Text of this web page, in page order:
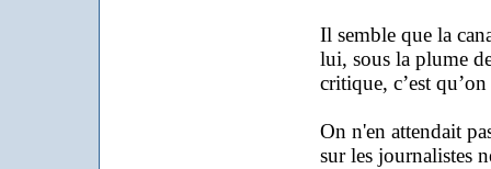
Il semble que la
lui, sous la plume
critique, c’est
On n'en attendait
sur les journalistes